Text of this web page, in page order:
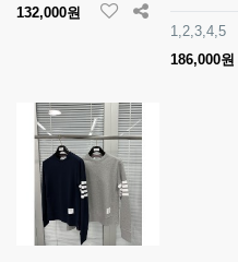
132,000원
1,2,3,4,5
186,000원